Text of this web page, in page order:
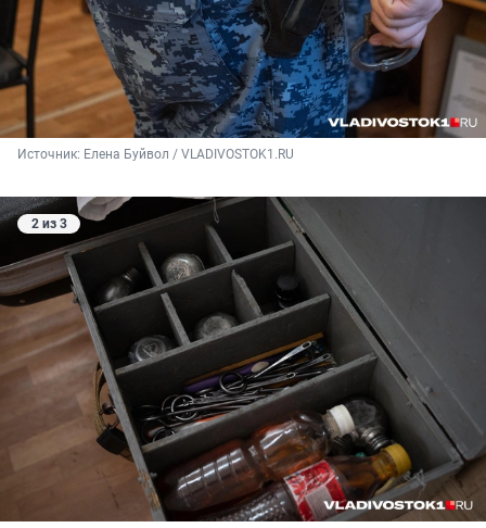
Источник: Елена Буйвол / VLADIVOSTOK1.RU
2 из 3